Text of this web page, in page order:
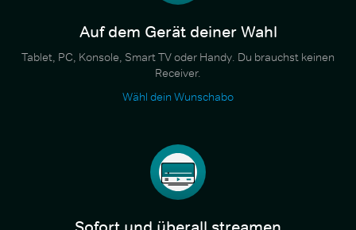
Auf dem Gerät deiner Wahl
Tablet, PC, Konsole, Smart TV oder Handy. Du brauchst keinen
Receiver.
Wähl dein Wunschabo